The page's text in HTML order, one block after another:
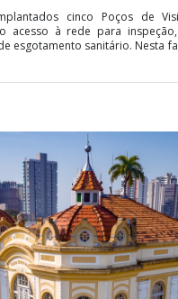
cinco Poços de
acesso à rede para
esgotamento sanitário. Nesta
dos poços de visita, as
precisam ser feitos
climáticas, pois o
o ritmo e a qualidade dos
Pedro Crestani.
a rede auxiliar de
à nova rede coletora. Após
necessários
e garantir que a rede esteja